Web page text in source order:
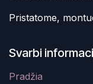
Pristatome,
Svarbi
Pradžia